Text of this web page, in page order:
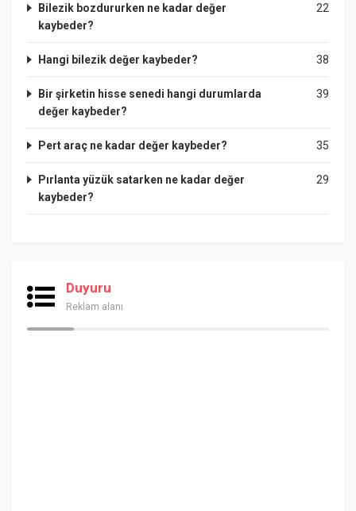
22
Bilezik bozdururken ne kadar değer
kaybeder?
38
Hangi bilezik değer kaybeder?
39
Bir şirketin hisse senedi hangi durumlarda
değer kaybeder?
35
Pert araç ne kadar değer kaybeder?
29
Pırlanta yüzük satarken ne kadar değer
kaybeder?
Duyuru
Reklam alanı